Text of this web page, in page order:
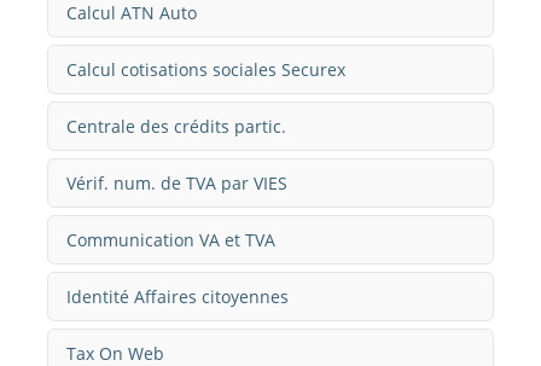
Calcul ATN Auto
Calcul cotisations sociales Securex
Centrale des crédits partic.
Vérif. num. de TVA par VIES
Communication VA et TVA
Identité Affaires citoyennes
Tax On Web